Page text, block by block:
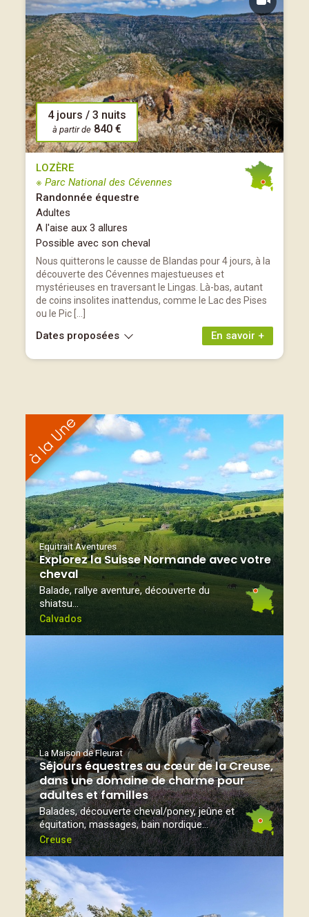
4 jours / 3 nuits
à partir de 840 €
LOZÈRE
※ Parc National des Cévennes
Randonnée équestre
Adultes
A l'aise aux 3 allures
Possible avec son cheval
Nous quitterons le causse de Blandas pour 4 jours, à la
découverte des Cévennes majestueuses et
mystérieuses en traversant le Lingas. Là-bas, autant
de coins insolites inattendus, comme le Lac des Pises
ou le Pic […]
En savoir +
Dates proposées
Equitrait Aventures
Explorez la Suisse Normande avec votre
cheval
Balade, rallye aventure, découverte du
shiatsu…
Calvados
La Maison de Fleurat
Séjours équestres au cœur de la Creuse,
dans une domaine de charme pour
adultes et familles
Balades, découverte cheval/poney, jeûne et
équitation, massages, bain nordique...
Creuse